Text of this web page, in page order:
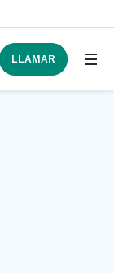
LLAMAR